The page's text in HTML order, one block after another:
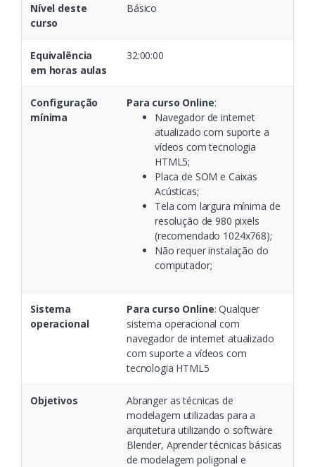
Nível deste
curso
Básico
Equivalência
em horas aulas
32:00:00
Configuração
mínima
Para curso Online:
Navegador de internet
atualizado com suporte a
vídeos com tecnologia
HTML5;
Placa de SOM e Caixas
Acústicas;
Tela com largura mínima de
resolução de 980 pixels
(recomendado 1024x768);
Não requer instalação do
computador;
Sistema
operacional
Para curso Online: Qualquer
sistema operacional com
navegador de internet atualizado
com suporte a vídeos com
tecnologia HTML5
Objetivos
Abranger as técnicas de
modelagem utilizadas para a
arquitetura utilizando o software
Blender, Aprender técnicas básicas
de modelagem poligonal e